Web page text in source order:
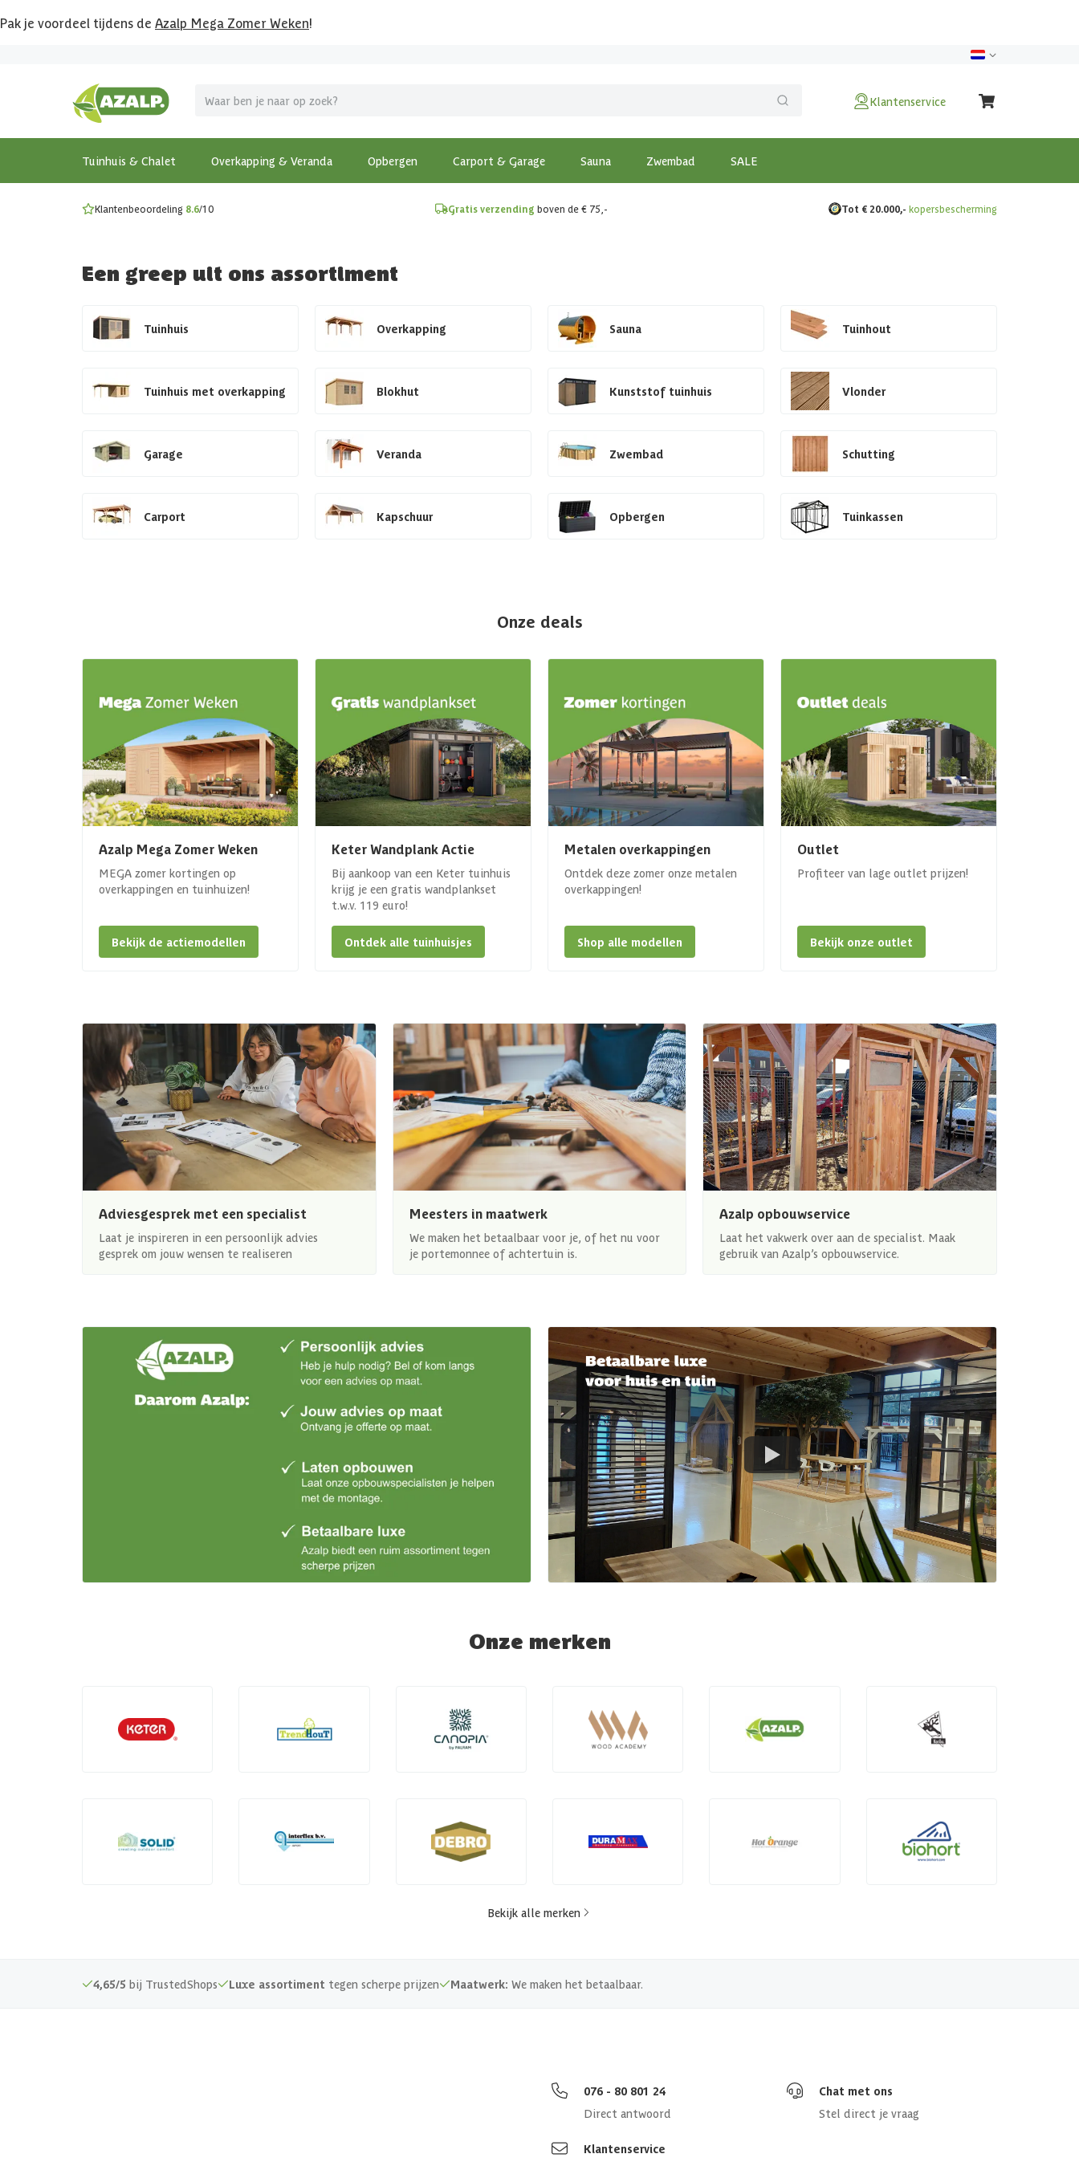
Pak je voordeel tijdens de Azalp Mega Zomer Weken!
Klantenservice
Tuinhuis & Chalet Overkapping & Veranda Opbergen Carport & Garage Sauna Zwembad SALE
MEGA zomer kortingen op overkappingen en tuinhuizen!
Bekijk de actiemodellen
Gratis wandplankset
Ontdek onze metalen overkappingen
Klantenbeoordeling 8.6/10 Gratis verzending boven de € 75,- Tot € 20.000,- kopersbescherming
Een greep uit ons assortiment
Tuinhuis Overkapping Sauna Tuinhout
Tuinhuis met overkapping Blokhut Kunststof tuinhuis Vlonder
Garage Veranda Zwembad Schutting
Carport Kapschuur Opbergen Tuinkassen
Onze deals
Azalp Mega Zomer Weken
MEGA zomer kortingen op
overkappingen en tuinhuizen!
Bekijk de actiemodellen
Keter Wandplank Actie
Bij aankoop van een Keter tuinhuis
krijg je een gratis wandplankset
t.w.v. 119 euro!
Ontdek alle tuinhuisjes
Metalen overkappingen
Ontdek deze zomer onze metalen
overkappingen!
Shop alle modellen
Outlet
Profiteer van lage outlet prijzen!
Bekijk onze outlet
Adviesgesprek met een specialist
Laat je inspireren in een persoonlijk advies
gesprek om jouw wensen te realiseren
Meesters in maatwerk
We maken het betaalbaar voor je, of het nu voor
je portemonnee of achtertuin is.
Azalp opbouwservice
Laat het vakwerk over aan de specialist. Maak
gebruik van Azalp’s opbouwservice.
Onze merken
Bekijk alle merken
4,65/5 bij TrustedShops Luxe assortiment tegen scherpe prijzen Maatwerk: We maken het betaalbaar.
076 - 80 801 24
Direct antwoord
Chat met ons
Stel direct je vraag
Klantenservice